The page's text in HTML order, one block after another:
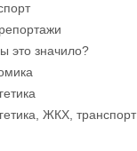
это значило?
ЖКХ, транспорт